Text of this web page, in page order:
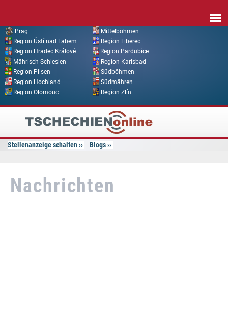
Prag
Mittelböhmen
Region Ústí nad Labem
Region Liberec
Region Hradec Králové
Region Pardubice
Mährisch-Schlesien
Region Karlsbad
Region Pilsen
Südböhmen
Region Hochland
Südmähren
Region Olomouc
Region Zlín
Tschechien
Online
Stellenanzeige schalten Blogs
Nachrichten